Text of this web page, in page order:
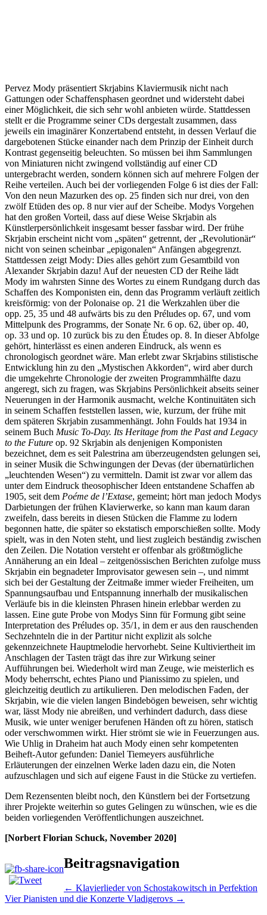
Pervez Mody präsentiert Skrjabins Klaviermusik nicht nach
Gattungen oder Schaffensphasen geordnet und widersteht dabei
einer Möglichkeit, die sich sehr wohl anbieten würde. Stattdessen
stellt er die Programme seiner CDs dergestalt zusammen, dass
jeweils ein imaginärer Konzertabend entsteht, in dessen Verlauf die
dargebotenen Stücke einander nach dem Prinzip der Einheit durch
Kontrast gegenseitig beleuchten. So müssen bei ihm Sammlungen
von Miniaturen nicht zwingend vollständig auf einer CD
untergebracht werden, sondern können sich auf mehrere Folgen der
Reihe verteilen. Auch bei der vorliegenden Folge 6 ist dies der Fall:
Von den neun Mazurken des op. 25 finden sich nur drei, von den
zwölf Etüden des op. 8 nur vier auf der Scheibe. Modys Vorgehen
hat den großen Vorteil, dass auf diese Weise Skrjabin als
Künstlerpersönlichkeit insgesamt besser fassbar wird. Der frühe
Skrjabin erscheint nicht vom „späten“ getrennt, der „Revolutionär“
nicht von seinen scheinbar „epigonalen“ Anfängen abgegrenzt.
Stattdessen zeigt Mody: Dies alles gehört zum Gesamtbild von
Alexander Skrjabin dazu! Auf der neuesten CD der Reihe lädt
Mody im wahrsten Sinne des Wortes zu einem Rundgang durch das
Schaffen des Komponisten ein, denn das Programm verläuft zeitlich
kreisförmig: von der Polonaise op. 21 die Werkzahlen über die
opp. 25, 35 und 48 aufwärts bis zu den Préludes op. 67, und vom
Mittelpunk des Programms, der Sonate Nr. 6 op. 62, über op. 40,
op. 33 und op. 10 zurück bis zu den Études op. 8. In dieser Abfolge
gehört, hinterlässt es einen anderen Eindruck, als wenn es
chronologisch geordnet wäre. Man erlebt zwar Skrjabins stilistische
Entwicklung hin zu den „Mystischen Akkorden“, wird aber durch
die umgekehrte Chronologie der zweiten Programmhälfte dazu
angeregt, sich zu fragen, was Skrjabins Persönlichkeit abseits seiner
Neuerungen in der Harmonik ausmacht, welche Kontinuitäten sich
in seinem Schaffen feststellen lassen, wie, kurzum, der frühe mit
dem späteren Skrjabin zusammenhängt. John Foulds hat 1934 in
seinem Buch Music To-Day. Its Heritage from the Past and Legacy
to the Future op. 92 Skrjabin als denjenigen Komponisten
bezeichnet, dem es seit Palestrina am überzeugendsten gelungen sei,
in seiner Musik die Schwingungen der Devas (der übernatürlichen
„leuchtenden Wesen“) zu vermitteln. Damit ist zwar vor allem das
unter dem Eindruck theosophischer Ideen entstandene Schaffen ab
1905, seit dem Poéme de l’Extase, gemeint; hört man jedoch Modys
Darbietungen der frühen Klavierwerke, so kann man kaum daran
zweifeln, dass bereits in diesen Stücken die Flamme zu lodern
begonnen hatte, die später so ekstatisch emporschießen sollte. Mody
spielt, was in den Noten steht, und liest zugleich beständig zwischen
den Zeilen. Die Notation versteht er offenbar als größtmögliche
Annäherung an ein Ideal – zeitgenössischen Berichten zufolge muss
Skrjabin ein begnadeter Improvisator gewesen sein –, und nimmt
sich bei der Gestaltung der Zeitmaße immer wieder Freiheiten, um
Spannungsaufbau und Entspannung innerhalb der musikalischen
Verläufe bis in die kleinsten Phrasen hinein erlebbar werden zu
lassen. Eine gute Probe von Modys Sinn für Formung gibt seine
Interpretation des Préludes op. 35/1, in dem er aus den rauschenden
Sechzehnteln die in der Partitur nicht explizit als solche
gekennzeichnete Hauptmelodie hervorhebt. Seine Kultiviertheit im
Anschlagen der Tasten trägt das ihre zur Wirkung seiner
Aufführungen bei. Wiederholt wird man Zeuge, wie meisterlich es
Mody beherrscht, echtes Piano und Pianissimo zu spielen, und
gleichzeitig deutlich zu artikulieren. Den melodischen Faden, der
Skrjabin, wie die vielen langen Bindebögen beweisen, sehr wichtig
war, lässt Mody nie abreißen, und verhindert dadurch, dass diese
Musik, wie unter weniger berufenen Händen oft zu hören, statisch
oder verschwommen wirkt. Hier strömt sie wie in Feuerzungen aus.
Wie Uhlig in Draheim hat auch Mody einen sehr kompetenten
Beiheft-Autor gefunden: Daniel Tiemeyers ausführliche
Erläuterungen der einzelnen Werke laden dazu ein, die Noten
aufzuschlagen und sich auf eigene Faust in die Stücke zu vertiefen.
Dem Rezensenten bleibt noch, den Künstlern bei der Fortsetzung
ihrer Projekte weiterhin so gutes Gelingen zu wünschen, wie es die
beiden vorliegenden Veröffentlichungen auszeichnet.
[Norbert Florian Schuck, November 2020]
Beitragsnavigation
← Klavierlieder von Schostakowitsch in Perfektion
Vier Pianisten und die Konzerte Vladigerovs →